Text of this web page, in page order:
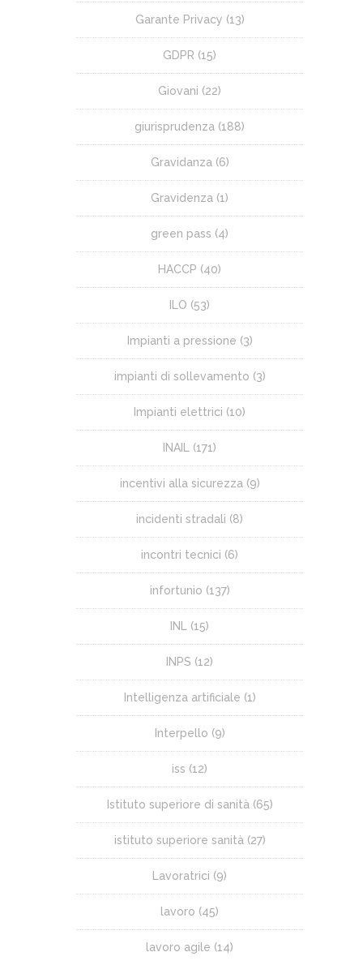
Garante Privacy (13)
GDPR (15)
Giovani (22)
giurisprudenza (188)
Gravidanza (6)
Gravidenza (1)
green pass (4)
HACCP (40)
ILO (53)
Impianti a pressione (3)
impianti di sollevamento (3)
Impianti elettrici (10)
INAIL (171)
incentivi alla sicurezza (9)
incidenti stradali (8)
incontri tecnici (6)
infortunio (137)
INL (15)
INPS (12)
Intelligenza artificiale (1)
Interpello (9)
iss (12)
Istituto superiore di sanità (65)
istituto superiore sanità (27)
Lavoratrici (9)
lavoro (45)
lavoro agile (14)